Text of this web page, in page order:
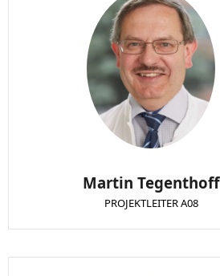
Martin Tegenthoff
PROJEKTLEITER A08